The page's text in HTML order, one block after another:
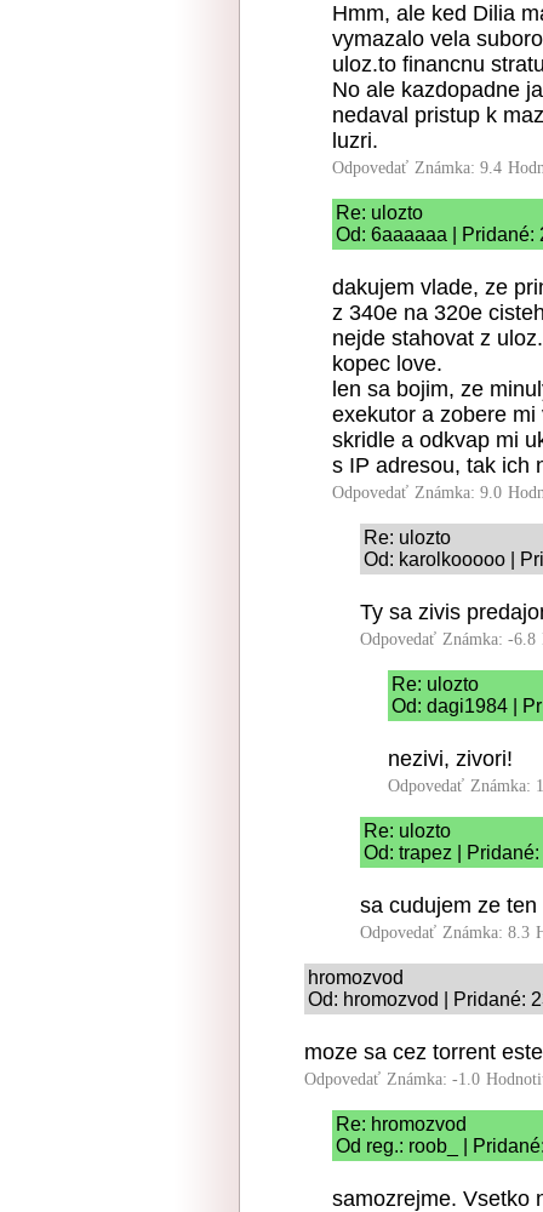
Hmm, ale ked Dilia
vymazalo vela
uloz.to financnu
No ale kazdopadne
nedaval pristup k
luzri.
Odpovedať Známka: 9.4
Re: ulozto
Od: 6aaaaaa | Pridané:
dakujem vlade, ze
z 340e na 320e
nejde stahovat z
kopec love.
len sa bojim, ze
exekutor a zobere
skridle a odkvap mi
s IP adresou, tak ich
Odpovedať Známka: 9.0
Re: ulozto
Od: karolkooooo |
Ty sa zivis
Odpovedať Známka: -6.8
Re: ulozto
Od: dagi1984 |
nezivi, zivori!
Odpovedať Známka:
Re: ulozto
Od: trapez |
sa cudujem ze
Odpovedať Známka: 8.3
hromozvod
Od: hromozvod | Pridané:
moze sa cez torrent
Odpovedať Známka: -1.0
Re: hromozvod
Od reg.: roob_ |
samozrejme. Vsetko